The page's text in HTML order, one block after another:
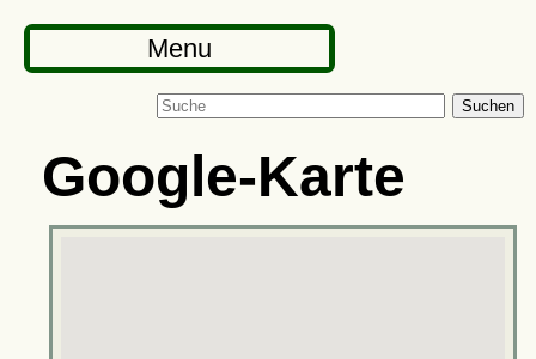
Menu
Suchen
Google-Karte